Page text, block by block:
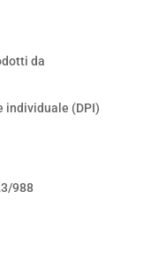
da
individuale (DPI)
988